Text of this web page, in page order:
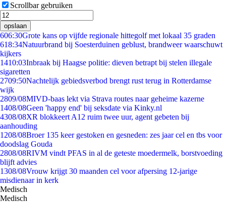
Scrollbar gebruiken
opslaan
606:30Grote kans op vijfde regionale hittegolf met lokaal 35 graden
618:34Natuurbrand bij Soesterduinen geblust, brandweer waarschuwt
kijkers
1410:03Inbraak bij Haagse politie: dieven betrapt bij stelen illegale
sigaretten
2709:50Nachtelijk gebiedsverbod brengt rust terug in Rotterdamse
wijk
2809/08MIVD-baas lekt via Strava routes naar geheime kazerne
1408/08Geen 'happy end' bij seksdate via Kinky.nl
4308/08XR blokkeert A12 ruim twee uur, agent gebeten bij
aanhouding
1208/08Broer 135 keer gestoken en gesneden: zes jaar cel en tbs voor
doodslag Gouda
2808/08RIVM vindt PFAS in al de geteste moedermelk, borstvoeding
blijft advies
1308/08Vrouw krijgt 30 maanden cel voor afpersing 12-jarige
misdienaar in kerk
Medisch
Medisch